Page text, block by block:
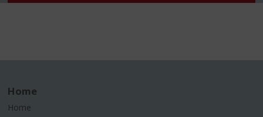
Home
Home